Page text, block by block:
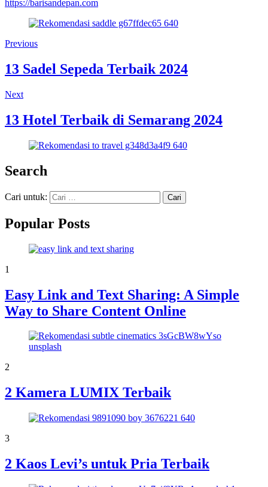
https://barisandepan.com
Previous
13 Sadel Sepeda Terbaik 2024
Next
13 Hotel Terbaik di Semarang 2024
Search
Cari untuk:
Popular Posts
1
Easy Link and Text Sharing: A Simple
Way to Share Content Online
2
2 Kamera LUMIX Terbaik
3
2 Kaos Levi’s untuk Pria Terbaik